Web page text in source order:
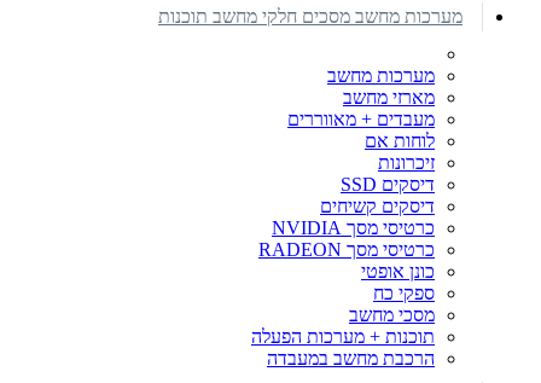
מערכות מחשב מסכים חלקי מחשב תוכנות
מערכות מחשב
מארזי מחשב
מעבדים + מאווררים
לוחות אם
זיכרונות
דיסקים SSD
דיסקים קשיחים
כרטיסי מסך NVIDIA
כרטיסי מסך RADEON
כונן אופטי
ספקי כח
מסכי מחשב
תוכנות + מערכות הפעלה
הרכבת מחשב במעבדה